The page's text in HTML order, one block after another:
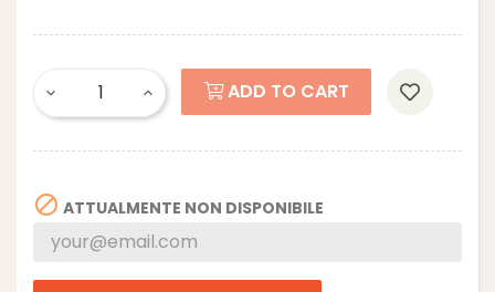
ADD TO CART
 ATTUALMENTE NON DISPONIBILE